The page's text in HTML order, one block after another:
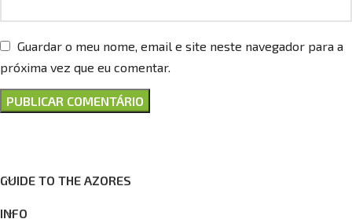
Guardar o meu nome, email e site neste navegador para a
próxima vez que eu comentar.
GUIDE TO THE AZORES
INFO